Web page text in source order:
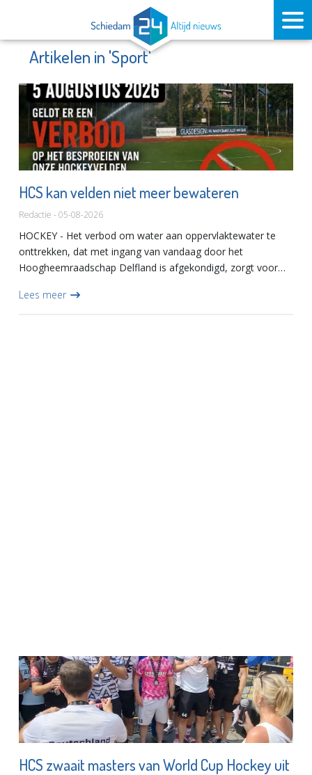
Artikelen in 'Sport'
HCS kan velden niet meer bewateren
Redactie - 05-08-2026
HOCKEY - Het verbod om water aan oppervlaktewater te
onttrekken, dat met ingang van vandaag door het
Hoogheemraadschap Delfland is afgekondigd, zorgt voor
meer bewateren. Ook...
Lees meer
HCS zwaait masters van World Cup Hockey uit